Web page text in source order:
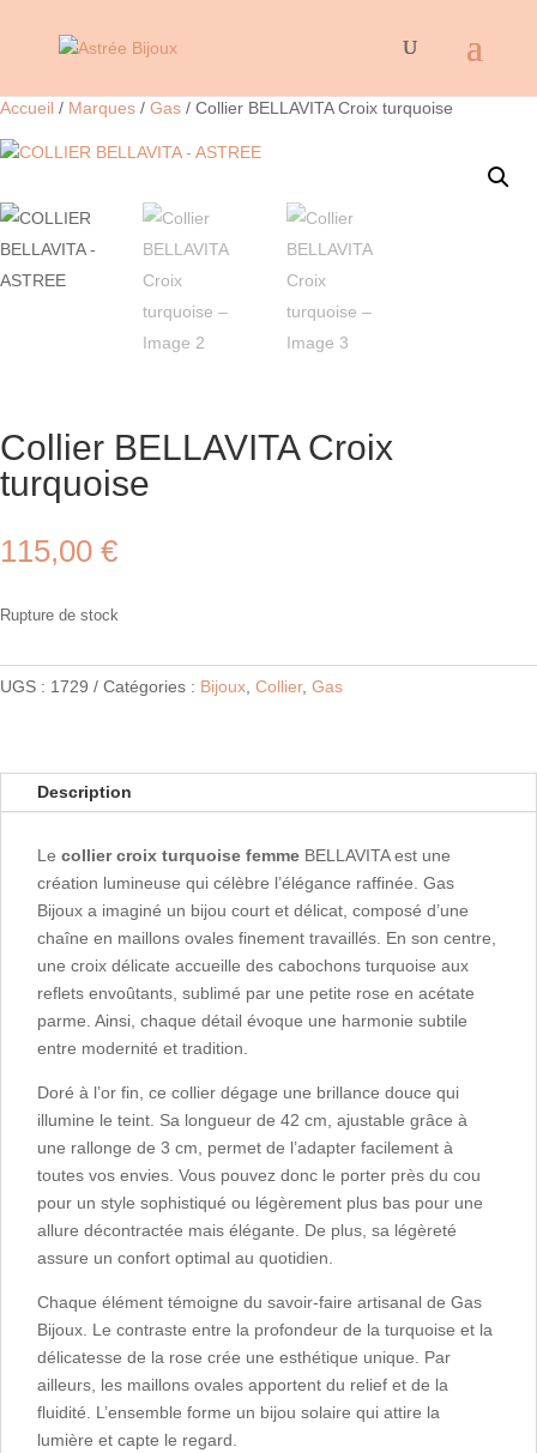
Accueil / Marques / Gas / Collier BELLAVITA Croix turquoise
Collier BELLAVITA Croix
turquoise
115,00 €
Rupture de stock
UGS : 1729 Catégories : Bijoux Collier, Gas
Description
Le collier croix turquoise femme BELLAVITA est une
création lumineuse qui célèbre l’élégance raffinée. Gas
Bijoux a imaginé un bijou court et délicat, composé d’une
chaîne en maillons ovales finement travaillés. En son centre,
une croix délicate accueille des cabochons turquoise aux
reflets envoûtants, sublimé par une petite rose en acétate
parme. Ainsi, chaque détail évoque une harmonie subtile
entre modernité et tradition.
Doré à l’or fin, ce collier dégage une brillance douce qui
illumine le teint. Sa longueur de 42 cm, ajustable grâce à
une rallonge de 3 cm, permet de l’adapter facilement à
toutes vos envies. Vous pouvez donc le porter près du cou
pour un style sophistiqué ou légèrement plus bas pour une
allure décontractée mais élégante. De plus, sa légèreté
assure un confort optimal au quotidien.
Chaque élément témoigne du savoir-faire artisanal de Gas
Bijoux. Le contraste entre la profondeur de la turquoise et la
délicatesse de la rose crée une esthétique unique. Par
ailleurs, les maillons ovales apportent du relief et de la
fluidité. L’ensemble forme un bijou solaire qui attire la
lumière et capte le regard.